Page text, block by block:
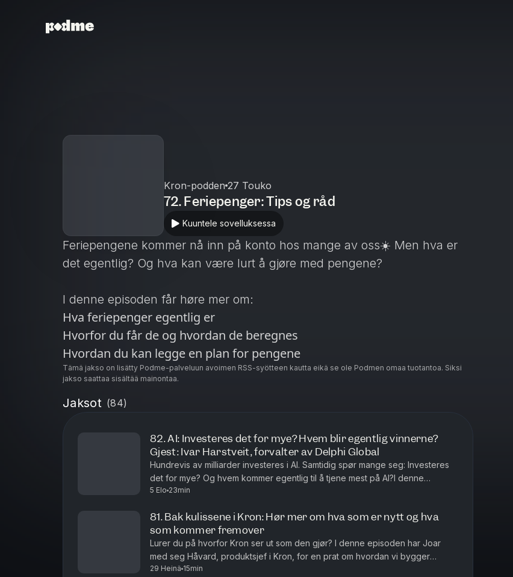
Kron-podden 27 Touko
72. Feriepenger: Tips og råd
Kuuntele sovelluksessa
Feriepengene kommer nå inn på konto hos mange av oss☀️ Men hva er
det egentlig? Og hva kan være lurt å gjøre med pengene?
I denne episoden får høre mer om:
Hva feriepenger egentlig er
Hvorfor du får de og hvordan de beregnes
Hvordan du kan legge en plan for pengene
Husk at dette er generelle råd. Hva som passer best for deg, avhenger av
din personlige situasjon. Investeringer i fond innebærer risiko. Historisk
avkastning er ingen garanti for fremtidig avkastning. Avkastningen kan
variere og påvirkes av markedsendringer, forvalters valg,
investeringsrisiko og kostnader. Du kan også oppleve negativ avkastning.
storebrand.no. Du kan også kontakte vårt kundeservice for veiledning.
Hosted on Acast. Seeacast.com/privacy
Tämä jakso on lisätty Podme-palveluun avoimen RSS-syötteen kautta eikä se ole Podmen omaa tuotantoa. Siksi
jakso saattaa sisältää mainontaa.
Jaksot (84)
82. AI: Investeres det for mye? Hvem blir egentlig vinnerne?
Gjest: Ivar Harstveit, forvalter av Delphi Global
Hundrevis av milliarder investeres i AI. Samtidig spør mange seg: Investeres
det for mye? Og hvem kommer egentlig til å tjene mest på AI?I denne
episoden har Joar med seg Ivar Harstveit, forvalter av ...
5 Elo 23min
81. Bak kulissene i Kron: Hør mer om hva som er nytt og hva
som kommer fremover
Lurer du på hvorfor Kron ser ut som den gjør? I denne episoden har Joar
med seg Håvard, produktsjef i Kron, for en prat om hvordan vi bygger
appen, hva som er nytt og hvilke ting du kan glede deg til ...
29 Heinä 15min